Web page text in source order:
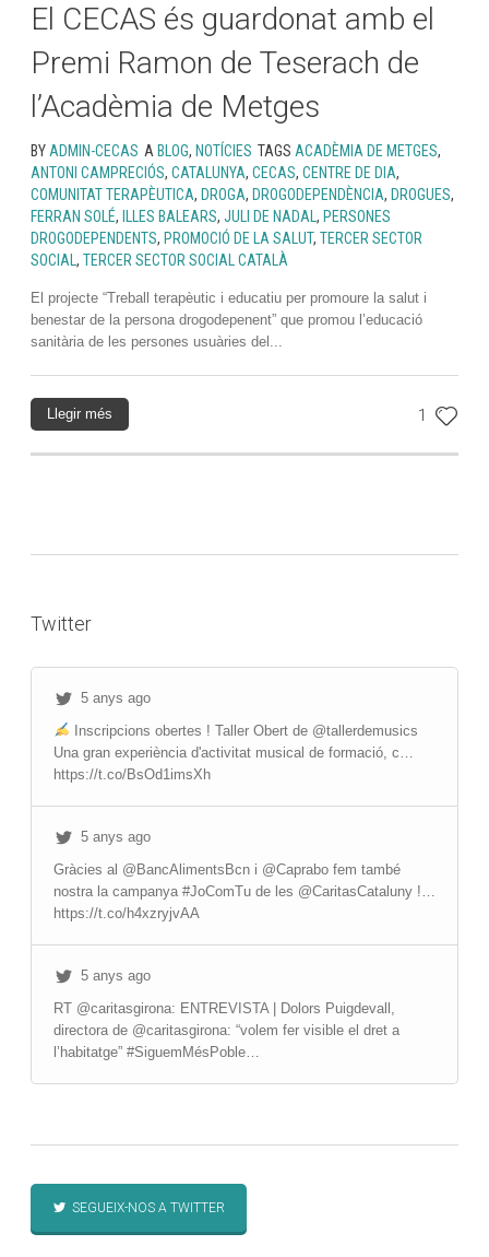
El CECAS és guardonat amb el
Premi Ramon de Teserach de
l’Acadèmia de Metges
BY ADMIN-CECAS A BLOG, NOTÍCIES TAGS ACADÈMIA DE METGES,
ANTONI CAMPRECIÓS, CATALUNYA, CECAS, CENTRE DE DIA,
COMUNITAT TERAPÈUTICA, DROGA, DROGODEPENDÈNCIA, DROGUES,
FERRAN SOLÉ, ILLES BALEARS, JULI DE NADAL , PERSONES
DROGODEPENDENTS, PROMOCIÓ DE LA SALUT, TERCER SECTOR
SOCIAL , TERCER SECTOR SOCIAL CATALÀ
El projecte “Treball terapèutic i educatiu per promoure la salut i
benestar de la persona drogodepenent” que promou l’educació
sanitària de les persones usuàries del...
1
Llegir més
Twitter
5 anys ago
Inscripcions obertes ! Taller Obert de @tallerdemusics
Una gran experiència d'activitat musical de formació, c…
https://t.co/BsOd1imsXh
5 anys ago
Gràcies al @BancAlimentsBcn i @Caprabo fem també
nostra la campanya #JoComTu de les @CaritasCataluny !…
https://t.co/h4xzryjvAA
5 anys ago
RT @caritasgirona: ENTREVISTA | Dolors Puigdevall,
directora de @caritasgirona: “volem fer visible el dret a
l’habitatge” #SiguemMésPoble…
SEGUEIX-NOS A TWITTER